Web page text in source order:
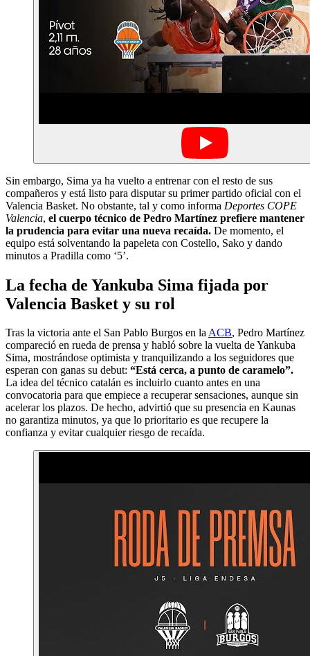
Sin embargo, Sima ya ha vuelto a entrenar con el resto de sus
compañeros y está listo para disputar su primer partido oficial con el
Valencia Basket. No obstante, tal y como informa Deportes COPE
Valencia, el cuerpo técnico de Pedro Martínez prefiere mantener
la prudencia para evitar una nueva recaída. De momento, el
equipo está solventando la papeleta con Costello, Sako y dando
minutos a Pradilla como ‘5’.
La fecha de Yankuba Sima fijada por
Valencia Basket y su rol
Tras la victoria ante el San Pablo Burgos en laACB, Pedro Martínez
compareció en rueda de prensa y habló sobre la vuelta de Yankuba
Sima, mostrándose optimista y tranquilizando a los seguidores que
esperan con ganas su debut: “Está cerca, a punto de caramelo”.
La idea del técnico catalán es incluirlo cuanto antes en una
convocatoria para que empiece a recuperar sensaciones, aunque sin
acelerar los plazos. De hecho, advirtió que su presencia en Kaunas
no garantiza minutos, ya que lo prioritario es que recupere la
confianza y evitar cualquier riesgo de recaída.